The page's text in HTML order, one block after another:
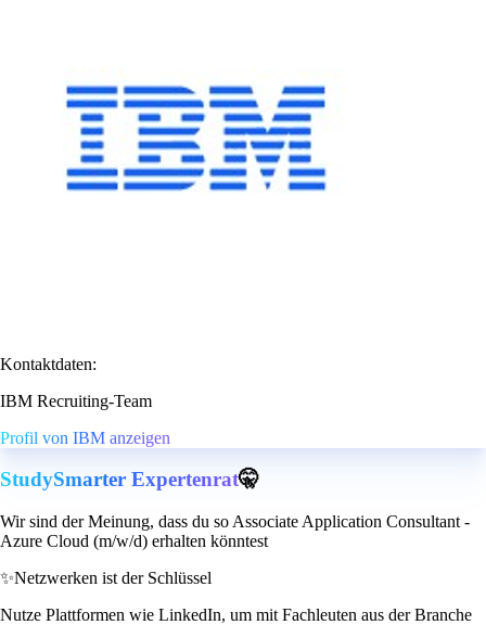
Kontaktdaten:
IBM Recruiting-Team
Profil von IBM anzeigen
StudySmarter Expertenrat🤫
Wir sind der Meinung, dass du so Associate Application Consultant -
Azure Cloud (m/w/d) erhalten könntest
✨Netzwerken ist der Schlüssel
Nutze Plattformen wie LinkedIn, um mit Fachleuten aus der Branche